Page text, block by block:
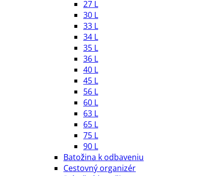
27 L
30 L
33 L
34 L
35 L
36 L
40 L
45 L
56 L
60 L
63 L
65 L
75 L
90 L
Batožina k odbaveniu
Cestovný organizér